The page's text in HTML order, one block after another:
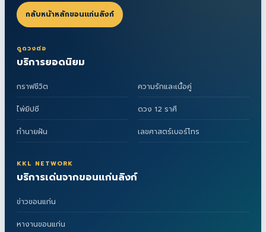
กลับหน้าหลักขอนแก่นลิงก์
ดูดวงต่อ
บริการยอดนิยม
กราฟชีวิต ความรักและเนื้อคู่
ไพ่ยิปซี ดวง 12 ราศี
ทำนายฝัน เลขศาสตร์เบอร์โทร
KKL NETWORK
บริการเด่นจากขอนแก่นลิงก์
ข่าวขอนแก่น
หางานขอนแก่น